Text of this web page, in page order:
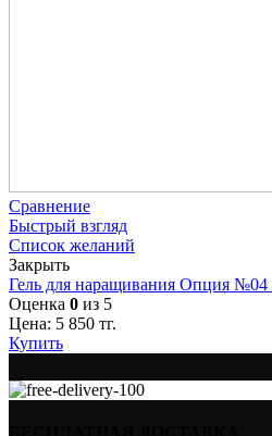
Сравнение
Быстрый взгляд
Список желаний
Закрыть
Гель для наращивания Опция №04
Оценка 0 из 5
Цена: 5 850 тг.
Купить